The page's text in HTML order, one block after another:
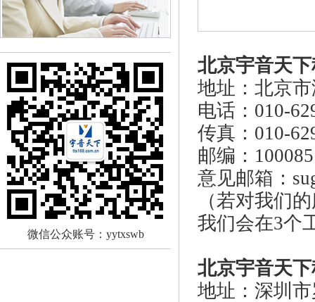
微信公众账号：yytxswb
北京宇音天
地址：北京
电话：010-
传真：010-
邮编：100085
意见邮箱：
（若对我们
我们会在3个
北京宇音天
地址：深圳